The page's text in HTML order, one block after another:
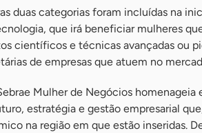
duas categorias foram incluídas na
que irá beneficiar mulheres
científicos e técnicas avançadas ou
de empresas que atuem no
Mulher de Negócios
estratégia e gestão empresarial
na região em que estão inseridas.